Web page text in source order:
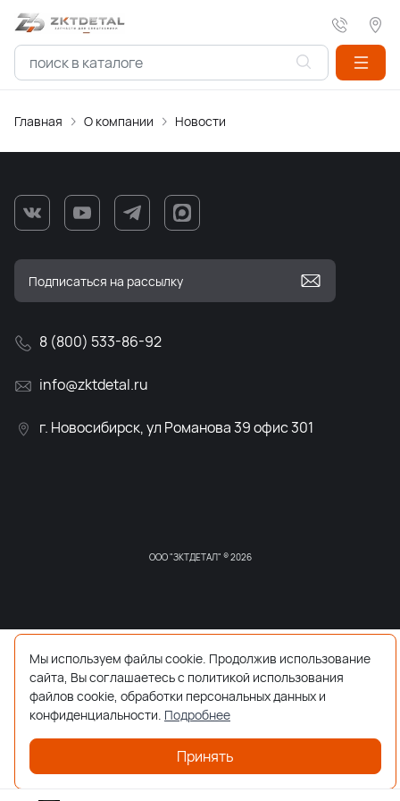
Главная О компании Новости
8 (800) 533-86-92
info@zktdetal.ru
г. Новосибирск, ул Романова 39 офис 301
ООО "ЗКТДЕТАЛ" ® 2026
Мы используем файлы cookie. Продолжив использование
сайта, Вы соглашаетесь с политикой использования
файлов cookie, обработки персональных данных и
конфиденциальности. Подробнее
Принять